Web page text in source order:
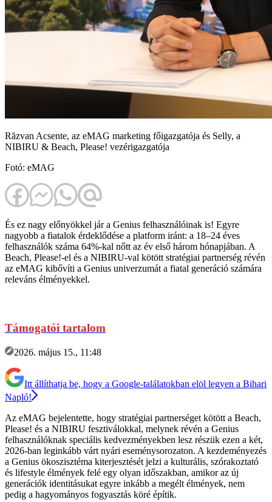
Răzvan Acsente, az eMAG marketing főigazgatója és Selly, a
NIBIRU & Beach, Please! vezérigazgatója
Fotó: eMAG
És ez nagy előnyökkel jár a Genius felhasználóinak is! Egyre
nagyobb a fiatalok érdeklődése a platform iránt: a 18–24 éves
felhasználók száma 64%-kal nőtt az év első három hónapjában. A
Beach, Please!-el és a NIBIRU-val kötött stratégiai partnerség révén
az eMAG kibővíti a Genius univerzumát a fiatal generáció számára
releváns élményekkel.
Támogatói tartalom
2026. május 15., 11:48
Itt állíthatja be, hogy a Google-találatokban elöl legyen a Bihari
Napló!
Az eMAG bejelentette, hogy stratégiai partnerséget kötött a Beach,
Please! és a NIBIRU fesztiválokkal, melynek révén a Genius
felhasználóknak speciális kedvezményekben lesz részük ezen a két,
2026-ban leginkább várt nyári eseménysorozaton. A kezdeményezés
a Genius ökoszisztéma kiterjesztését jelzi a kulturális, szórakoztató
és lifestyle élmények felé egy olyan időszakban, amikor az új
generációk identitásukat egyre inkább a megélt élmények, nem
pedig a hagyományos fogyasztás köré építik.